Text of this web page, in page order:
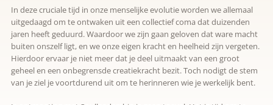
In deze cruciale tijd in onze menselijke evolutie worden we allemaal
uitgedaagd om te ontwaken uit een collectief coma dat duizenden
jaren heeft geduurd. Waardoor we zijn gaan geloven dat ware macht
buiten onszelf ligt, en we onze eigen kracht en heelheid zijn vergeten.
Hierdoor ervaar je niet meer dat je deel uitmaakt van een groot
geheel en een onbegrensde creatiekracht bezit. Toch nodigt de stem
van je ziel je voortdurend uit om te herinneren wie je werkelijk bent.